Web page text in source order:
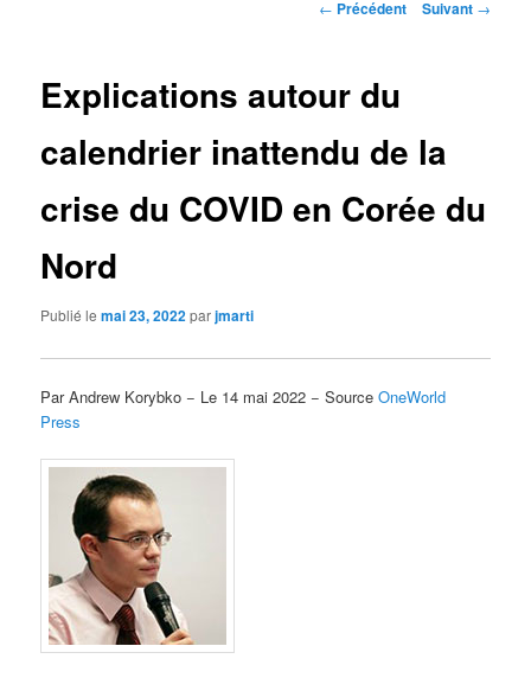
Navigation
← Précédent Suivant →
Explications autour du
calendrier inattendu de la
crise du COVID en Corée du
Nord
Publié lemai 23, 2022parjmarti
Par Andrew Korybko − Le 14 mai 2022 − SourceOneWorld
Press